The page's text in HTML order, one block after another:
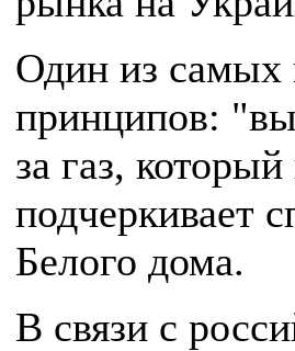
Один из
принципов:
за газ,
подчеркивает
Белого дома.
В связи с